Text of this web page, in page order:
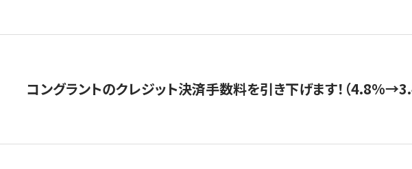
コングラントのクレジット決済手数料を引き下げます！（